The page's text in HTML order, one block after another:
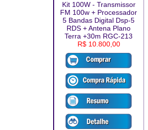
Kit 100W - Transmissor
FM 100w + Processador
5 Bandas Digital Dsp-5
RDS + Antena Plano
Terra +30m RGC-213
R$ 10.800,00